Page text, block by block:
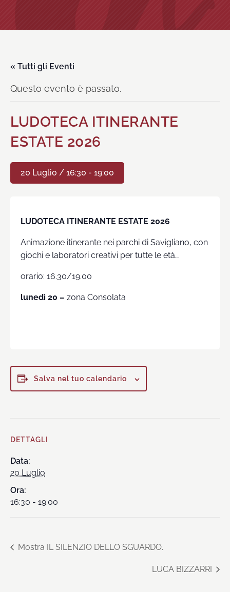
« Tutti gli Eventi
Questo evento è passato.
LUDOTECA ITINERANTE
ESTATE 2026
20 Luglio / 16:30 - 19:00
LUDOTECA ITINERANTE ESTATE 2026
Animazione itinerante nei parchi di Savigliano, con
giochi e laboratori creativi per tutte le età…
orario: 16.30/19.00
lunedì 20 – zona Consolata
Salva nel tuo calendario
DETTAGLI
Data:
20 Luglio
Ora:
16:30 - 19:00
Mostra IL SILENZIO DELLO SGUARDO.
LUCA BIZZARRI